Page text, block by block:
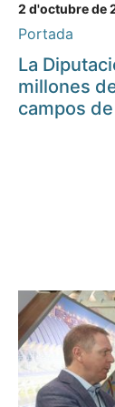
2 d'octubre de
Portada
La
millones
campos